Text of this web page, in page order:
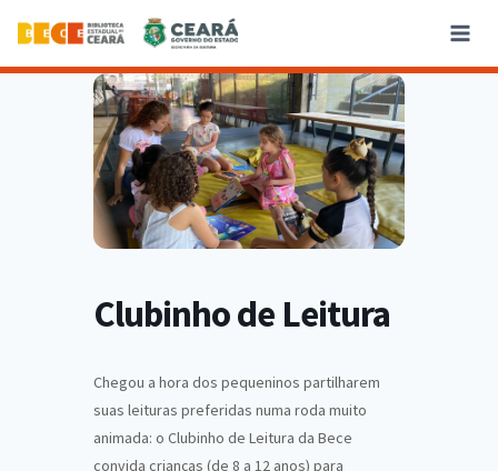
Clubinho de Leitura
Chegou a hora dos pequeninos partilharem
suas leituras preferidas numa roda muito
animada: o Clubinho de Leitura da Bece
convida crianças (de 8 a 12 anos) para